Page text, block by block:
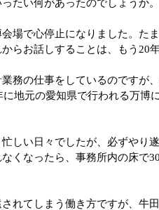
たい何があったのでしょうか。
会場で心停止になりました。た
からお話しすることは、もう20
業務の仕事をしているのですが
に地元の愛知県で行われる万博
忙しい日々でしたが、必ずやり
なくなったら、事務所内の床で
れてしまう働き方ですが、牛